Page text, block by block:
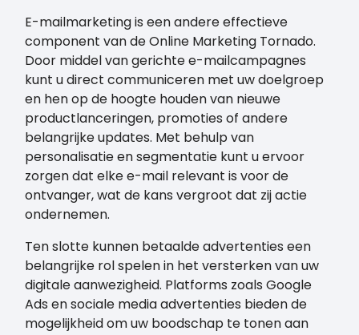
E-mailmarketing is een andere effectieve
component van de Online Marketing Tornado.
Door middel van gerichte e-mailcampagnes
kunt u direct communiceren met uw doelgroep
en hen op de hoogte houden van nieuwe
productlanceringen, promoties of andere
belangrijke updates. Met behulp van
personalisatie en segmentatie kunt u ervoor
zorgen dat elke e-mail relevant is voor de
ontvanger, wat de kans vergroot dat zij actie
ondernemen.
Ten slotte kunnen betaalde advertenties een
belangrijke rol spelen in het versterken van uw
digitale aanwezigheid. Platforms zoals Google
Ads en sociale media advertenties bieden de
mogelijkheid om uw boodschap te tonen aan